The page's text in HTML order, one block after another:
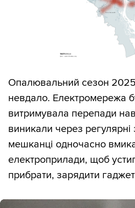
Опалювальний сезон
невдало. Електромережа
витримувала перепади
виникали через
мешканці одночасно
електроприлади, щоб
прибрати, зарядити